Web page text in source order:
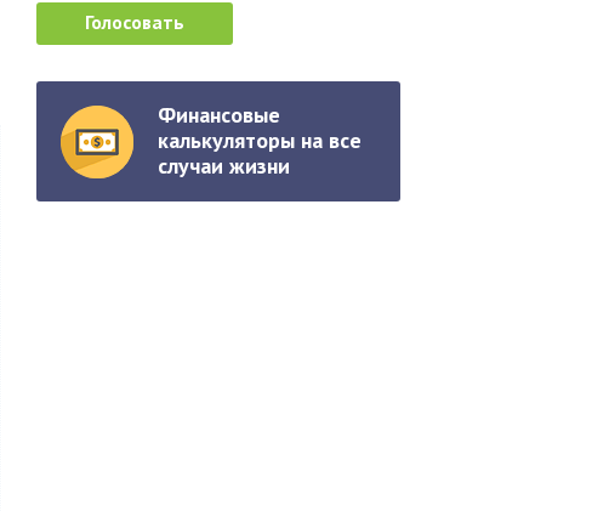
Финансовые
калькуляторы на все
случаи жизни